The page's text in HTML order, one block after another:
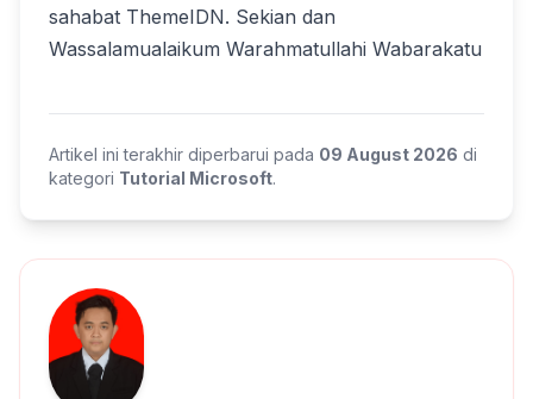
sahabat ThemeIDN. Sekian dan
Wassalamualaikum Warahmatullahi Wabarakatu
Artikel ini terakhir diperbarui pada 09 August 2026 di
kategori Tutorial Microsoft.